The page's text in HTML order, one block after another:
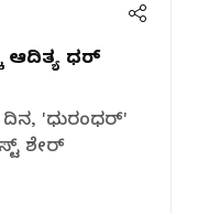
ಆದಿತ್ಯ ಧರ್
ದಿನ, 'ಧುರಂಧರ್'
ಶೇರ್